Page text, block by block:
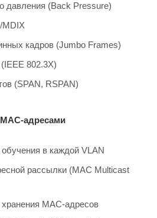
давления (Back Pressure)
MDIX
кадров (Jumbo Frames)
802.3X)
(SPAN, RSPAN)
адресами
в каждой VLAN
рассылки (MAC Multicast
MAC-адресов